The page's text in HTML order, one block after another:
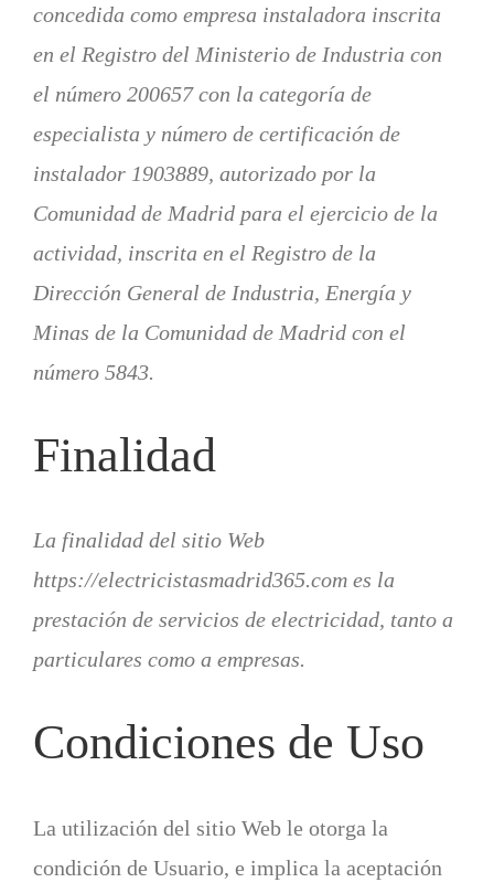
concedida como empresa instaladora inscrita
en el Registro del Ministerio de Industria con
el número 200657 con la categoría de
especialista y número de certificación de
instalador 1903889, autorizado por la
Comunidad de Madrid para el ejercicio de la
actividad, inscrita en el Registro de la
Dirección General de Industria, Energía y
Minas de la Comunidad de Madrid con el
número 5843.
Finalidad
La finalidad del sitio Web
https://electricistasmadrid365.com es la
prestación de servicios de electricidad, tanto a
particulares como a empresas.
Condiciones de Uso
La utilización del sitio Web le otorga la
condición de Usuario, e implica la aceptación